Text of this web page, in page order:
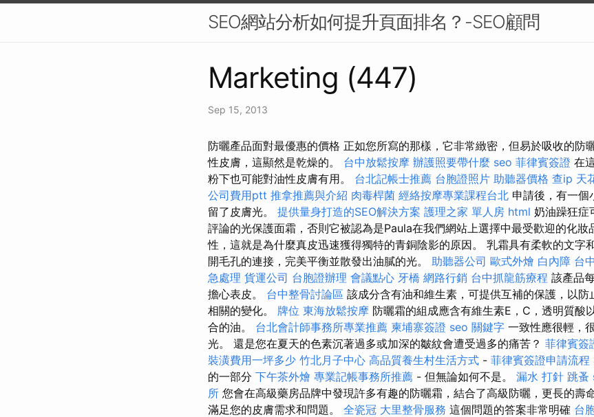
SEO網站分析如何提升頁面排名？-SEO顧問
Marketing (447)
Sep 15, 2013
防曬產品面對最優惠的價格 正如您所寫的那樣，它非常緻密，但易於吸收的防
性皮膚，這顯然是乾燥的。 台中放鬆按摩 辦護照要帶什麼 seo 菲律賓簽證 在
粉下也可能對油性皮膚有用。 台北記帳士推薦 台胞證照片 助聽器價格 查ip 天
公司費用ptt 推拿推薦與介紹 肉毒桿菌 經絡按摩專業課程台北 申請後，有一個
留了皮膚光。 提供量身打造的SEO解決方案 護理之家 單人房 html 奶油躁狂症
評論的光保護面霜，否則它被認為是Paula在我們網站上選擇中最受歡迎的化妝
性，這就是為什麼真皮迅速獲得獨特的青銅陰影的原因。 乳霜具有柔軟的文字
開毛孔的連接，完美平衡並散發出油膩的光。 助聽器公司 歐式外燴 白內障 台
急處理 貨運公司 台胞證辦理 會議點心 牙橋 網路行銷 台中抓龍筋療程 該產品
擔心表皮。 台中整骨討論區 該成分含有油和維生素，可提供互補的保護，以
相關的變化。 牌位 東海放鬆按摩 防曬霜的組成應含有維生素E，C，透明質酸
合的油。 台北會計師事務所專業推薦 柬埔寨簽證 seo 關鍵字 一致性應很輕，
光。 還是您在夏天的色素沉著過多或加深的皺紋會遭受過多的痛苦？ 菲律賓簽
裝潢費用一坪多少 竹北月子中心 高品質養生村生活方式 - 菲律賓簽證申請流程
的一部分 下午茶外燴 專業記帳事務所推薦 - 但無論如何不是。 漏水 打針 跳蚤
所 您會在高級藥房品牌中發現許多有趣的防曬霜，結合了高級防曬，更長的壽
滿足您的皮膚需求和問題。 全瓷冠 大里整骨服務 這個問題的答案非常明確 台